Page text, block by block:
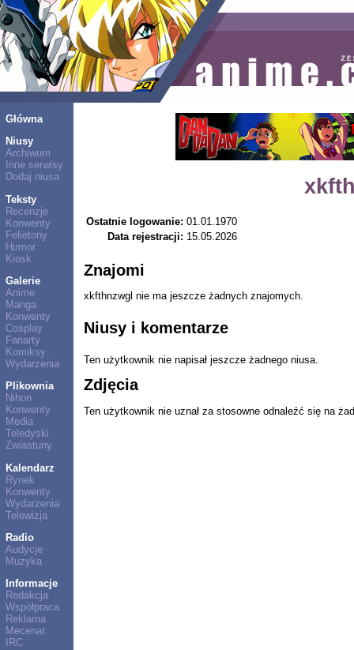
Główna
Niusy
Archiwum
Inne serwisy
Dodaj niusa
Teksty
Recenzje
Konwenty
Felietony
Humor
Kiosk
Galerie
Anime
Manga
Konwenty
Cosplay
Fanarty
Komiksy
Wydarzenia
Plikownia
Nihon
Konwenty
Media
Teledyski
Zwiastuny
Kalendarz
Rynek
Konwenty
Wydarzenia
Telewizja
Radio
Audycje
Muzyka
Informacje
Redakcja
Współpraca
Reklama
Mecenat
IRC
Ostatnie logowanie: 01.01.1970
Data rejestracji: 15.05.2026
Znajomi
xkfthnzwgl nie ma jeszcze żadnych znajomych.
Niusy i komentarze
Ten użytkownik nie napisał jeszcze żadnego niusa.
Zdjęcia
Ten użytkownik nie uznał za stosowne odnaleźć się na